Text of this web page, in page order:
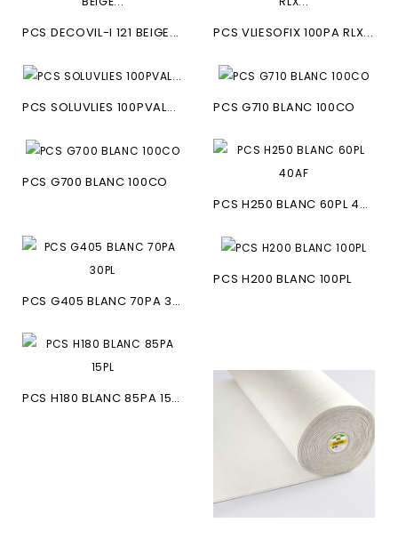
PCS DECOVIL-I 121 BEIGE... PCS VLIESOFIX 100PA RLX...
PCS SOLUVLIES 100PVAL... PCS G710 BLANC 100CO
PCS G700 BLANC 100CO
PCS H250 BLANC 60PL 40AF
PCS G405 BLANC 70PA 30PL
PCS H200 BLANC 100PL
PCS H180 BLANC 85PA 15PL